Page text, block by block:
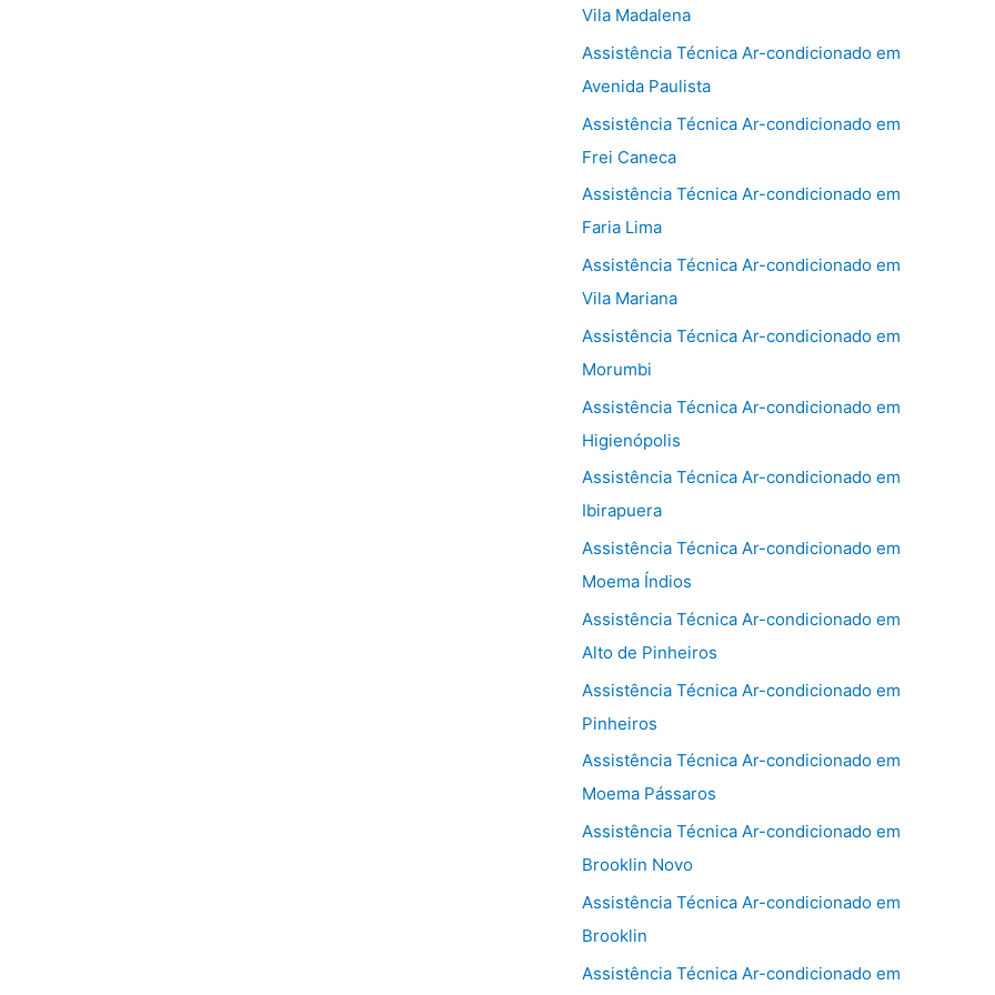
Vila Madalena
Assistência Técnica Ar-condicionado em
Avenida Paulista
Assistência Técnica Ar-condicionado em
Frei Caneca
Assistência Técnica Ar-condicionado em
Faria Lima
Assistência Técnica Ar-condicionado em
Vila Mariana
Assistência Técnica Ar-condicionado em
Morumbi
Assistência Técnica Ar-condicionado em
Higienópolis
Assistência Técnica Ar-condicionado em
Ibirapuera
Assistência Técnica Ar-condicionado em
Moema Índios
Assistência Técnica Ar-condicionado em
Alto de Pinheiros
Assistência Técnica Ar-condicionado em
Pinheiros
Assistência Técnica Ar-condicionado em
Moema Pássaros
Assistência Técnica Ar-condicionado em
Brooklin Novo
Assistência Técnica Ar-condicionado em
Brooklin
Assistência Técnica Ar-condicionado em